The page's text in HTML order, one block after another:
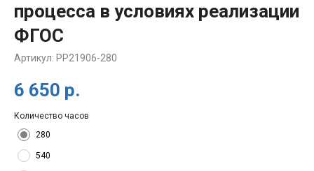
процесса в условиях реализации
ФГОС
Артикул: PP21906-280
6 650 р.
Количество часов
280
540